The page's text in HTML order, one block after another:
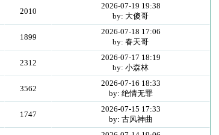
2010
2026-07-19 19:38
by: 大傻哥
1899
2026-07-18 17:06
by: 春天哥
2312
2026-07-17 18:19
by: 小森林
3562
2026-07-16 18:33
by: 绝情无罪
1747
2026-07-15 17:33
by: 古风神曲